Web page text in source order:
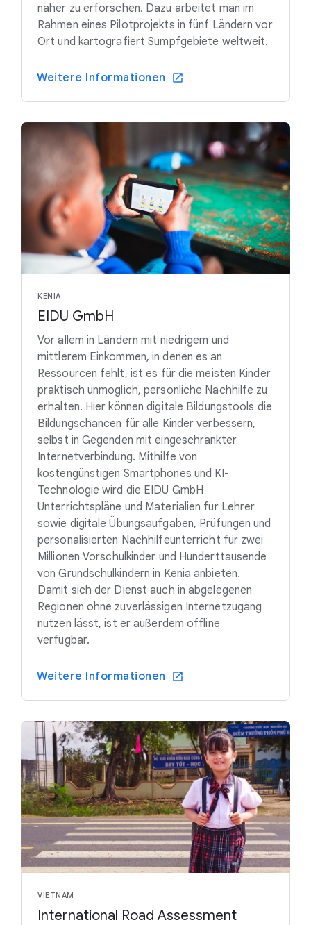
näher zu erforschen. Dazu arbeitet man im
Rahmen eines Pilotprojekts in fünf Ländern vor
Ort und kartografiert Sumpfgebiete weltweit.
Weitere Informationen
KENIA
EIDU GmbH
Vor allem in Ländern mit niedrigem und
mittlerem Einkommen, in denen es an
Ressourcen fehlt, ist es für die meisten Kinder
praktisch unmöglich, persönliche Nachhilfe zu
erhalten. Hier können digitale Bildungstools die
Bildungschancen für alle Kinder verbessern,
selbst in Gegenden mit eingeschränkter
Internetverbindung. Mithilfe von
kostengünstigen Smartphones und KI-
Technologie wird die EIDU GmbH
Unterrichtspläne und Materialien für Lehrer
sowie digitale Übungsaufgaben, Prüfungen und
personalisierten Nachhilfeunterricht für zwei
Millionen Vorschulkinder und Hunderttausende
von Grundschulkindern in Kenia anbieten.
Damit sich der Dienst auch in abgelegenen
Regionen ohne zuverlässigen Internetzugang
nutzen lässt, ist er außerdem offline
verfügbar.
Weitere Informationen
VIETNAM
International Road Assessment